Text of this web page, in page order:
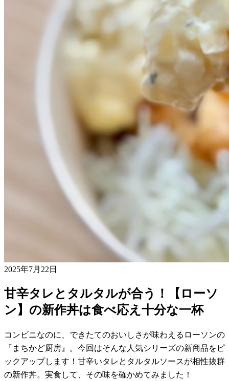
2025年7月22日
甘辛タレとタルタルが合う！【ローソ
ン】の新作丼は食べ応え十分な一杯
コンビニなのに、できたてのおいしさが味わえるローソンの
『まちかど厨房』。今回はそんな人気シリーズの新商品をピ
ックアップします！甘辛いタレとタルタルソースが相性抜群
の新作丼。実食して、その味を確かめてみました！